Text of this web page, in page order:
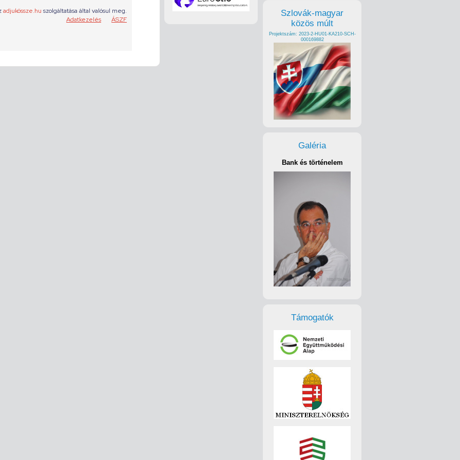
Szlovák-magyar
közös múlt
Projektszám: 2023-2-HU01-KA210-SCH-
000169882
Galéria
Bank és történelem
Támogatók